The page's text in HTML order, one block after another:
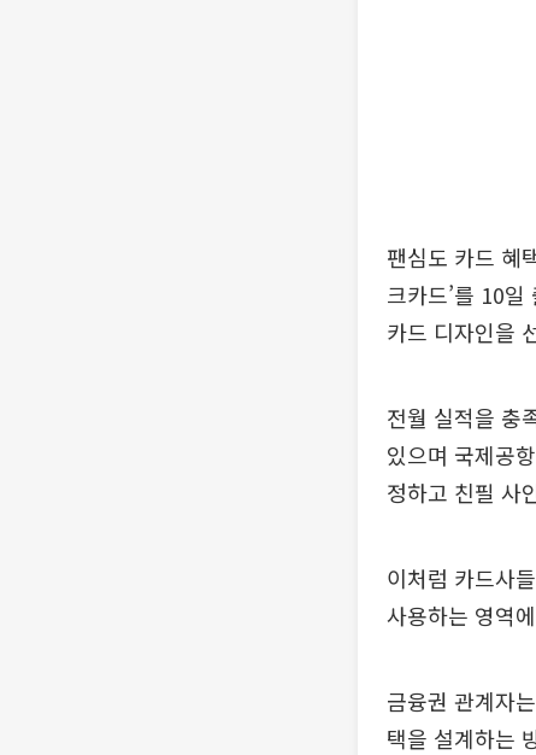
팬심도 카드 혜
크카드’를 10
카드 디자인을
전월 실적을 충
있으며 국제공
정하고 친필 사
이처럼 카드사
사용하는 영역
금융권 관계자
택을 설계하는